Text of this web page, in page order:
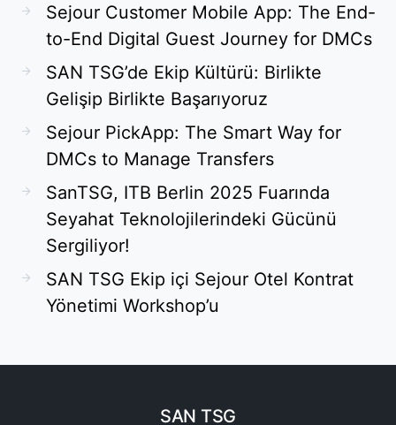
Sejour Customer Mobile App: The End-
to-End Digital Guest Journey for DMCs
SAN TSG’de Ekip Kültürü: Birlikte
Gelişip Birlikte Başarıyoruz
Sejour PickApp: The Smart Way for
DMCs to Manage Transfers
SanTSG, ITB Berlin 2025 Fuarında
Seyahat Teknolojilerindeki Gücünü
Sergiliyor!
SAN TSG Ekip içi Sejour Otel Kontrat
Yönetimi Workshop’u
SAN TSG